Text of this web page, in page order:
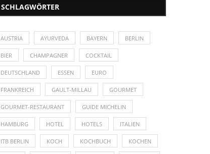
SCHLAGWÖRTER
AUSTRIA AYURVEDA BAYERN BERLIN
BIER CHAMPAGNER COCKTAIL
DEUTSCHLAND ESSEN EURO
FRANKREICH GAULT-MILLAU GOURMET
GOURMET-RESTAURANT GUIDE MICHELIN
HAMBURG HOTEL HOTELS ITALIEN
ITB BERLIN KOCH KOCHBUCH KOCHEN